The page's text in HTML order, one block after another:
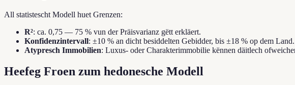
All statistescht Modell huet Grenzen:
R²: ca. 0,75 — 75 % vun der Präisvarianz gëtt erkläert.
Konfidenzintervall: ±10 % an dicht besiddelten Gebidder, bis ±18 % op dem Land.
Atypresch Immobilien: Luxus- oder Charakterimmobilie kënnen däitlech
Heefeg Froen zum hedonesche Modell